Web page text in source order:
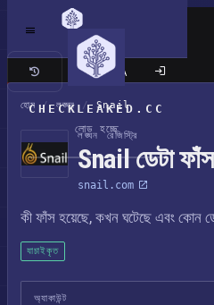
CHECKLEAKED.CC
লোড হচ্ছে
ক্লাসিক সাইট
হোম / লঙ্ঘন / Snail
লঙ্ঘন রেজিস্ট্রি
Snail ডেটা ফাঁস
snail.com
কী ফাঁস হয়েছে, কখন ঘটেছে এবং কোন
যাচাইকৃত
অ্যাকাউন্ট